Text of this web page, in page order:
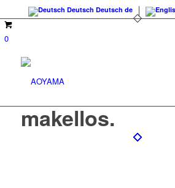
Deutsch Deutsch de
0
makellos.